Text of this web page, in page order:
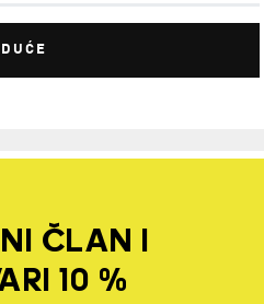
IDUĆE
ČLAN I
10 %